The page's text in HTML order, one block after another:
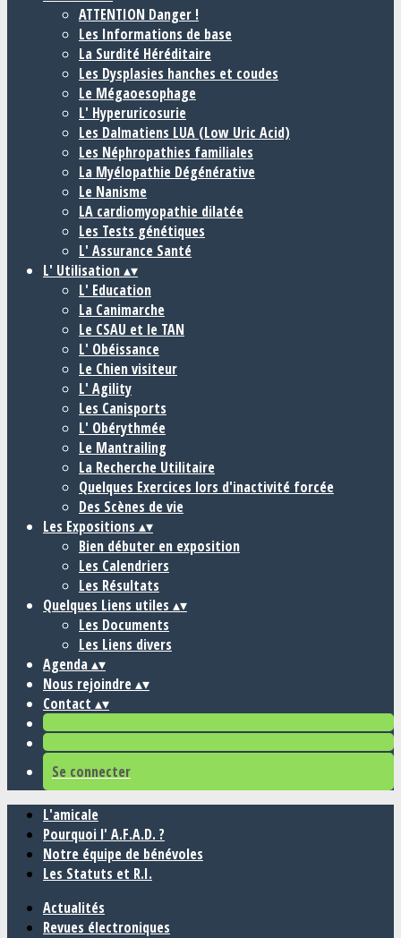
ATTENTION Danger !
Les Informations de base
La Surdité Héréditaire
Les Dysplasies hanches et coudes
Le Mégaoesophage
L' Hyperuricosurie
Les Dalmatiens LUA (Low Uric Acid)
Les Néphropathies familiales
La Myélopathie Dégénérative
Le Nanisme
LA cardiomyopathie dilatée
Les Tests génétiques
L' Assurance Santé
L' Utilisation▴▾
L' Education
La Canimarche
Le CSAU et le TAN
L' Obéissance
Le Chien visiteur
L' Agility
Les Canisports
L' Obérythmée
Le Mantrailing
La Recherche Utilitaire
Quelques Exercices lors d'inactivité forcée
Des Scènes de vie
Les Expositions ▴▾
Bien débuter en exposition
Les Calendriers
Les Résultats
Quelques Liens utiles ▴▾
Les Documents
Les Liens divers
Agenda▴▾
Nous rejoindre▴▾
Contact ▴▾
Se connecter
L'amicale
Pourquoi l' A.F.A.D. ?
Notre équipe de bénévoles
Les Statuts et R.I.
Actualités
Revues électroniques